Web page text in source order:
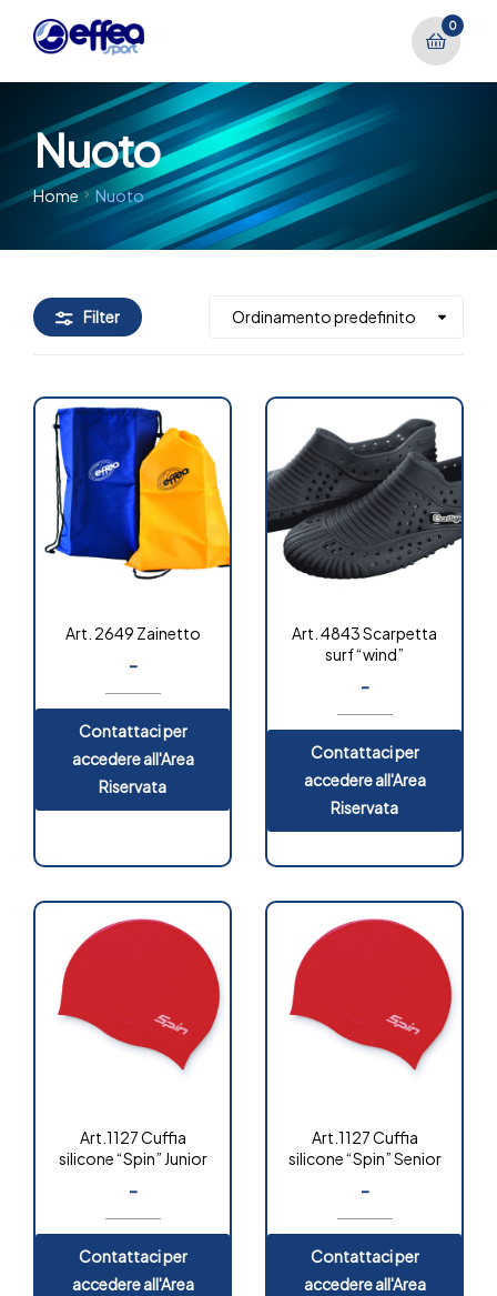
0
Nuoto
Home Nuoto
Filter
Art. 2649 Zainetto
-
Contattaci per
accedere all'Area
Riservata
Art. 4843 Scarpetta
surf “wind”
-
Contattaci per
accedere all'Area
Riservata
Art.1127 Cuffia
silicone “Spin” Junior
-
Contattaci per
accedere all'Area
Art.1127 Cuffia
silicone “Spin” Senior
-
Contattaci per
accedere all'Area